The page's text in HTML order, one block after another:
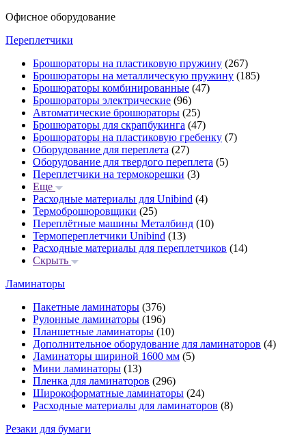
Офисное оборудование
Переплетчики
Брошюраторы на пластиковую пружину (267)
Брошюраторы на металлическую пружину (185)
Брошюраторы комбинированные (47)
Брошюраторы электрические (96)
Автоматические брошюраторы (25)
Брошюраторы для скрапбукинга (47)
Брошюраторы на пластиковую гребенку (7)
Оборудование для переплета (27)
Оборудование для твердого переплета (5)
Переплетчики на термокорешки (3)
Еще
Расходные материалы для Unibind (4)
Термоброшюровщики (25)
Переплётные машины Металбинд (10)
Термопереплетчики Unibind (13)
Расходные материалы для переплетчиков (14)
Скрыть
Ламинаторы
Пакетные ламинаторы (376)
Рулонные ламинаторы (196)
Планшетные ламинаторы (10)
Дополнительное оборудование для ламинаторов (4)
Ламинаторы шириной 1600 мм (5)
Мини ламинаторы (13)
Пленка для ламинаторов (296)
Широкоформатные ламинаторы (24)
Расходные материалы для ламинаторов (8)
Резаки для бумаги